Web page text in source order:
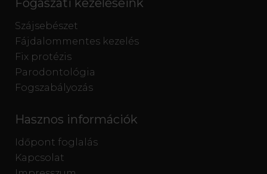
Fogászati kezeléseink
Szájsebészet
Fájdalommentes kezelés
Fix protézis
Parodontológia
Fogszabályozás
Hasznos információk
Időpont foglalás
Kapcsolat